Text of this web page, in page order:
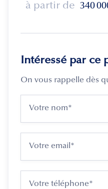
à partir de 340
Intéressé par ce
On vous rappelle dès